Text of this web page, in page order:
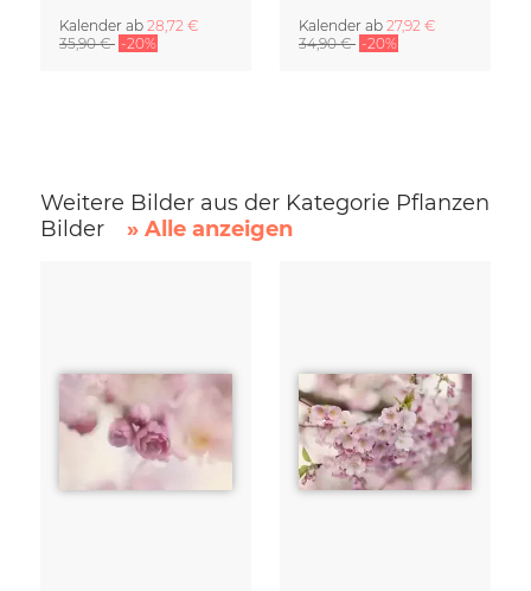
Kalender ab 28,72 €
35,90 € -20%
Kalender ab 27,92 €
34,90 € -20%
Weitere Bilder aus der Kategorie Pflanzen
Bilder
» Alle anzeigen